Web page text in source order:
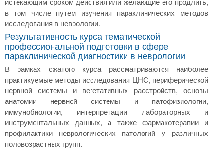
в том числе путем изучения параклинических методов
исследования в неврологии.
Результативность курса тематической
профессиональной подготовки в сфере
параклинической диагностики в неврологии
В рамках сжатого курса рассматриваются наиболее
практикуемые методы исследования ЦНС, периферической
нервной системы и вегетативных расстройств, основы
анатомии нервной системы и патофизиологии,
иммунобиологии, интерпретации лабораторных и
инструментальных данных, а также фармакотерапии и
профилактики неврологических патологий у различных
половозрастных групп.